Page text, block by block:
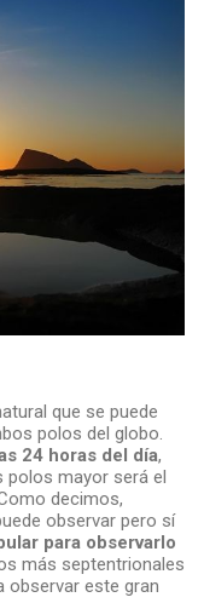
que se puede
polos del globo.
24 horas del día,
polos mayor será el
decimos,
observar pero sí
para observarlo
más septentrionales
observar este gran